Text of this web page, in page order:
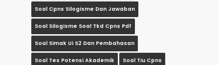
Soal Cpns Silogisme Dan Jawaban
Soal Silogisme Soal Tkd Cpns Pdf
Soal Simak Ui S2 Dan Pembahasan
Soal Tes Potensi Akademik Soal Tiu Cpns